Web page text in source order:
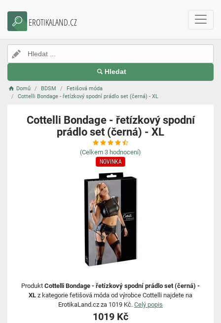
EROTIKALAND.CZ
Hledat
Domů BDSM
Fetišová móda
Cottelli Bondage - řetízkový spodní prádlo set (černá) - XL
Cottelli Bondage - řetízkový spodní
prádlo set (černá) - XL
(Celkem 3 hodnocení)
NOVINKA
Produkt Cottelli Bondage - řetízkový spodní prádlo set (černá) -
XL z kategorie fetišová móda od výrobce Cottelli najdete na
ErotikaLand.cz za 1019 Kč. Celý popis
1019 Kč